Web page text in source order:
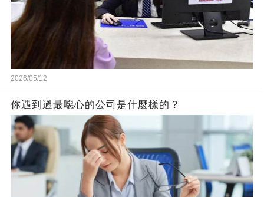
2026/05/12
你遇到過最噁心的公司是什麼樣的？